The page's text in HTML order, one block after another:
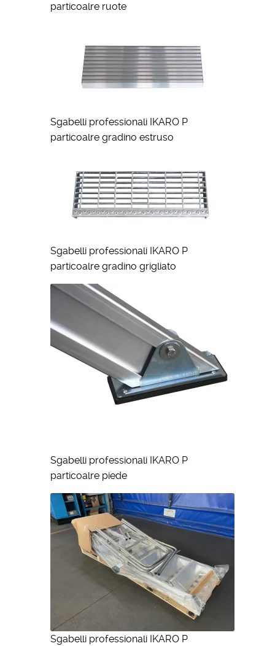
particoalre ruote
Sgabelli professionali IKARO P
particoalre gradino estruso
Sgabelli professionali IKARO P
particoalre gradino grigliato
Sgabelli professionali IKARO P
particoalre piede
Sgabelli professionali IKARO P